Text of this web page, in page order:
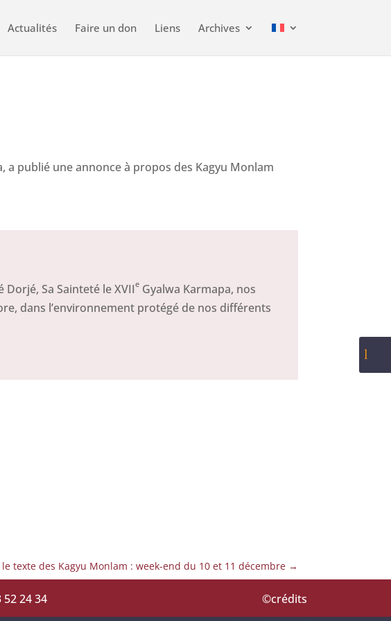
Actualités Faire un don Liens Archives
a publié une annonce à propos des Kagyu Monlam
Sa Sainteté le XVIIe Gyalwa Karmapa, nos
dans l’environnement protégé de nos différents
texte des Kagyu Monlam : week-end du 10 et 11 décembre→
52 24 34 ©crédits
l